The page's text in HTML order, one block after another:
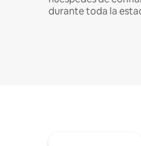
durante toda la